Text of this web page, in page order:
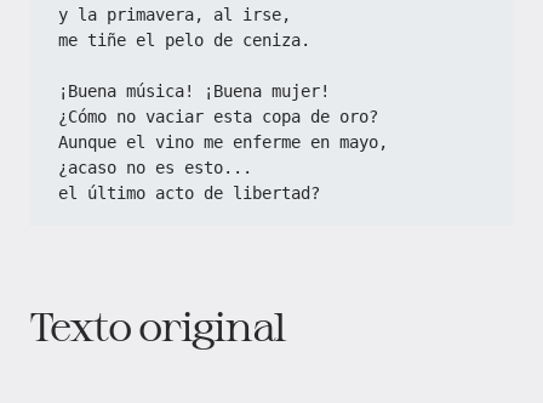
y la primavera, al irse,
me tiñe el pelo de ceniza.
¡Buena música! ¡Buena mujer!
¿Cómo no vaciar esta copa de oro?
Aunque el vino me enferme en mayo,
¿acaso no es esto...
el último acto de libertad?
Texto original